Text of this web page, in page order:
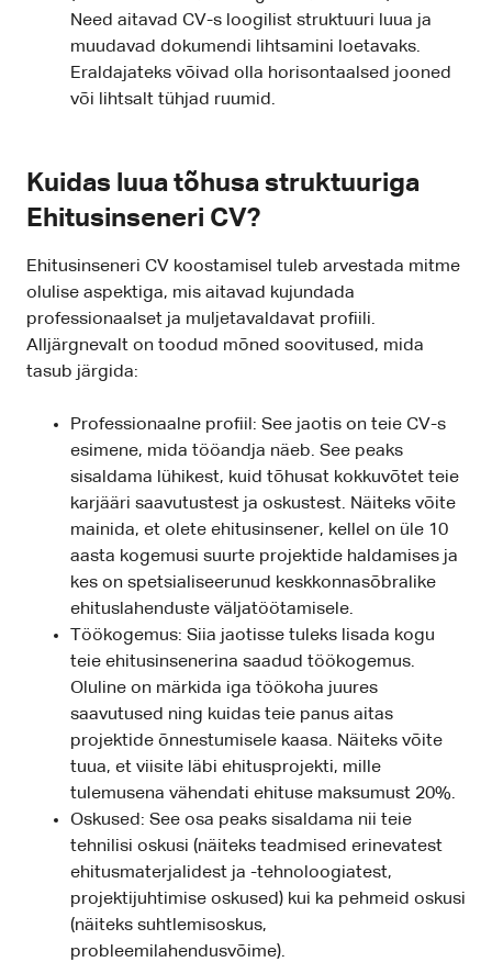
Need aitavad CV-s loogilist struktuuri luua ja
muudavad dokumendi lihtsamini loetavaks.
Eraldajateks võivad olla horisontaalsed jooned
või lihtsalt tühjad ruumid.
Kuidas luua tõhusa struktuuriga
Ehitusinseneri CV?
Ehitusinseneri CV koostamisel tuleb arvestada mitme
olulise aspektiga, mis aitavad kujundada
professionaalset ja muljetavaldavat profiili.
Alljärgnevalt on toodud mõned soovitused, mida
tasub järgida:
Professionaalne profiil: See jaotis on teie CV-s
esimene, mida tööandja näeb. See peaks
sisaldama lühikest, kuid tõhusat kokkuvõtet teie
karjääri saavutustest ja oskustest. Näiteks võite
mainida, et olete ehitusinsener, kellel on üle 10
aasta kogemusi suurte projektide haldamises ja
kes on spetsialiseerunud keskkonnasõbralike
ehituslahenduste väljatöötamisele.
Töökogemus: Siia jaotisse tuleks lisada kogu
teie ehitusinsenerina saadud töökogemus.
Oluline on märkida iga töökoha juures
saavutused ning kuidas teie panus aitas
projektide õnnestumisele kaasa. Näiteks võite
tuua, et viisite läbi ehitusprojekti, mille
tulemusena vähendati ehituse maksumust 20%.
Oskused: See osa peaks sisaldama nii teie
tehnilisi oskusi (näiteks teadmised erinevatest
ehitusmaterjalidest ja -tehnoloogiatest,
projektijuhtimise oskused) kui ka pehmeid oskusi
(näiteks suhtlemisoskus,
probleemilahendusvõime).